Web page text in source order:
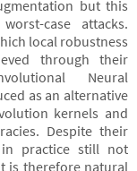
but this
case attacks.
local robustness
through their
Neural
as an alternative
kernels and
Despite their
in practice still not
is therefore natural